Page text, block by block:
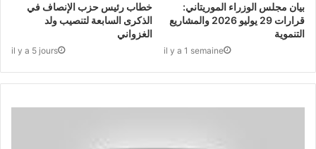
خطاب رئيس حزب الإنصاف في
الذكرى السابعة لتنصيب ولد
الغزواني
il y a 5 jours
بيان مجلس الوزراء الموريتاني:
قرارات 29 يوليو 2026 والمشاريع
التنموية
il y a 1 semaine